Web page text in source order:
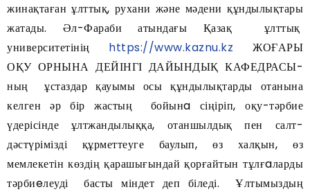
жинақтаған ұлттық, рухани және мәдени құндылықтары
жатады. Әл-Фараби атындағы Қазақ ұлттық
университетінің https://www.kaznu.kz ЖОҒАРЫ
ОҚУ ОРНЫНА ДЕЙІНГІ ДАЙЫНДЫҚ КАФЕДРАСЫ-
ның ұстаздар қауымы осы құндылықтарды отанына
келген әр бір жастың бойынa сіңіріп, оқу-тәрбие
үдерісінде ұлтжандылыққа, отаншылдық пен салт-
дәстүрімізді құрметтеуге баулып, өз халқын, өз
мемлекетін көздің қарашығындай қорғайтын тұлғaларды
тәрбиeлеуді басты міндет деп біледі. Ұлтымыздың